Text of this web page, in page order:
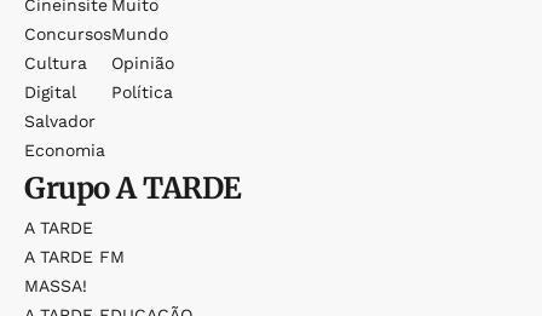
Cineinsite
Concursos
Cultura
Digital
Salvador
Economia
Muito
Mundo
Opinião
Política
GrupoA TARDE
A TARDE
A TARDE FM
MASSA!